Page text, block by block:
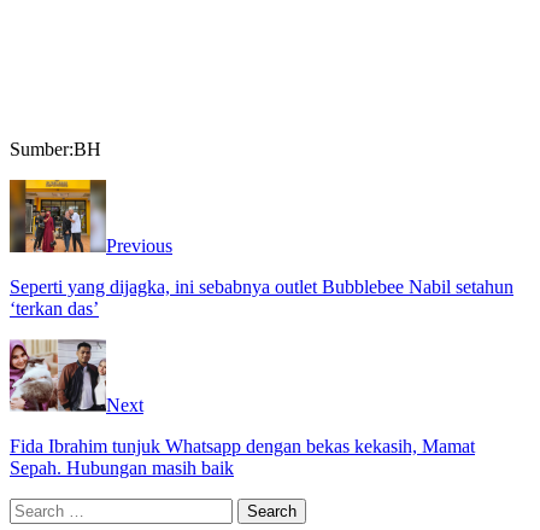
Sumber:BH
Previous
Seperti yang dijagka, ini sebabnya outlet Bubblebee Nabil setahun
‘terkan das’
Next
Fida Ibrahim tunjuk Whatsapp dengan bekas kekasih, Mamat
Sepah. Hubungan masih baik
Search